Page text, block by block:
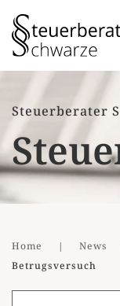
Zum Hauptinhalt
Steuerberater
Home News
Betrugsversuch